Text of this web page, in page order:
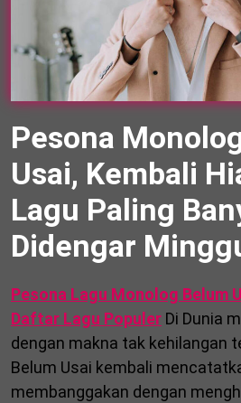
Pesona
Usai, Kembali
Lagu Paling
Didengar
Pesona Lagu Monolog Belum
Daftar Lagu Populer Di Dunia
dengan makna tak kehilangan
Belum Usai kembali
membanggakan dengan